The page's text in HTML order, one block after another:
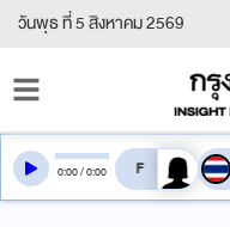
วันพุธ ที่ 5 สิงหาคม 2569
0:00/0:00 สลับเสียงอ่าน